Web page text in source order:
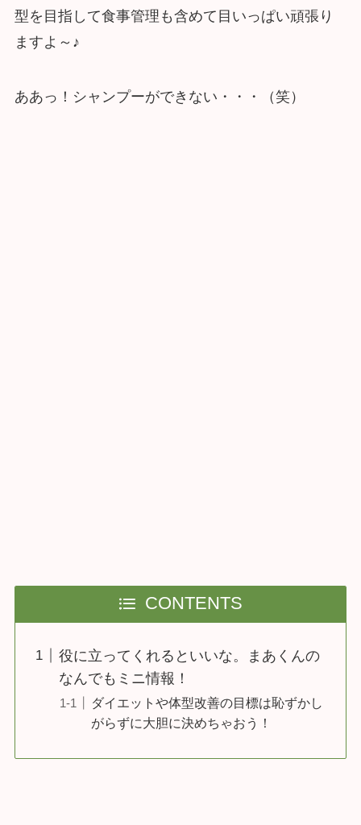
型を目指して食事管理も含めて目いっぱい頑張り
ますよ～♪
ああっ！シャンプーができない・・・（笑）
CONTENTS
役に立ってくれるといいな。まあくんの
なんでもミニ情報！
ダイエットや体型改善の目標は恥ずかし
がらずに大胆に決めちゃおう！